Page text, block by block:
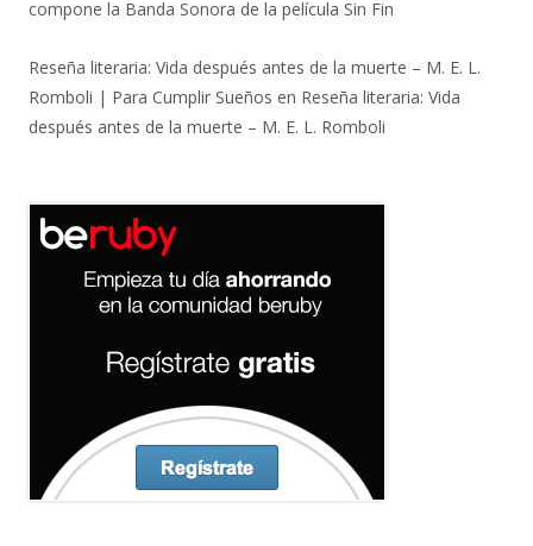
compone la Banda Sonora de la película Sin Fin
Reseña literaria: Vida después antes de la muerte – M. E. L.
Romboli | Para Cumplir Sueños en Reseña literaria: Vida
después antes de la muerte – M. E. L. Romboli